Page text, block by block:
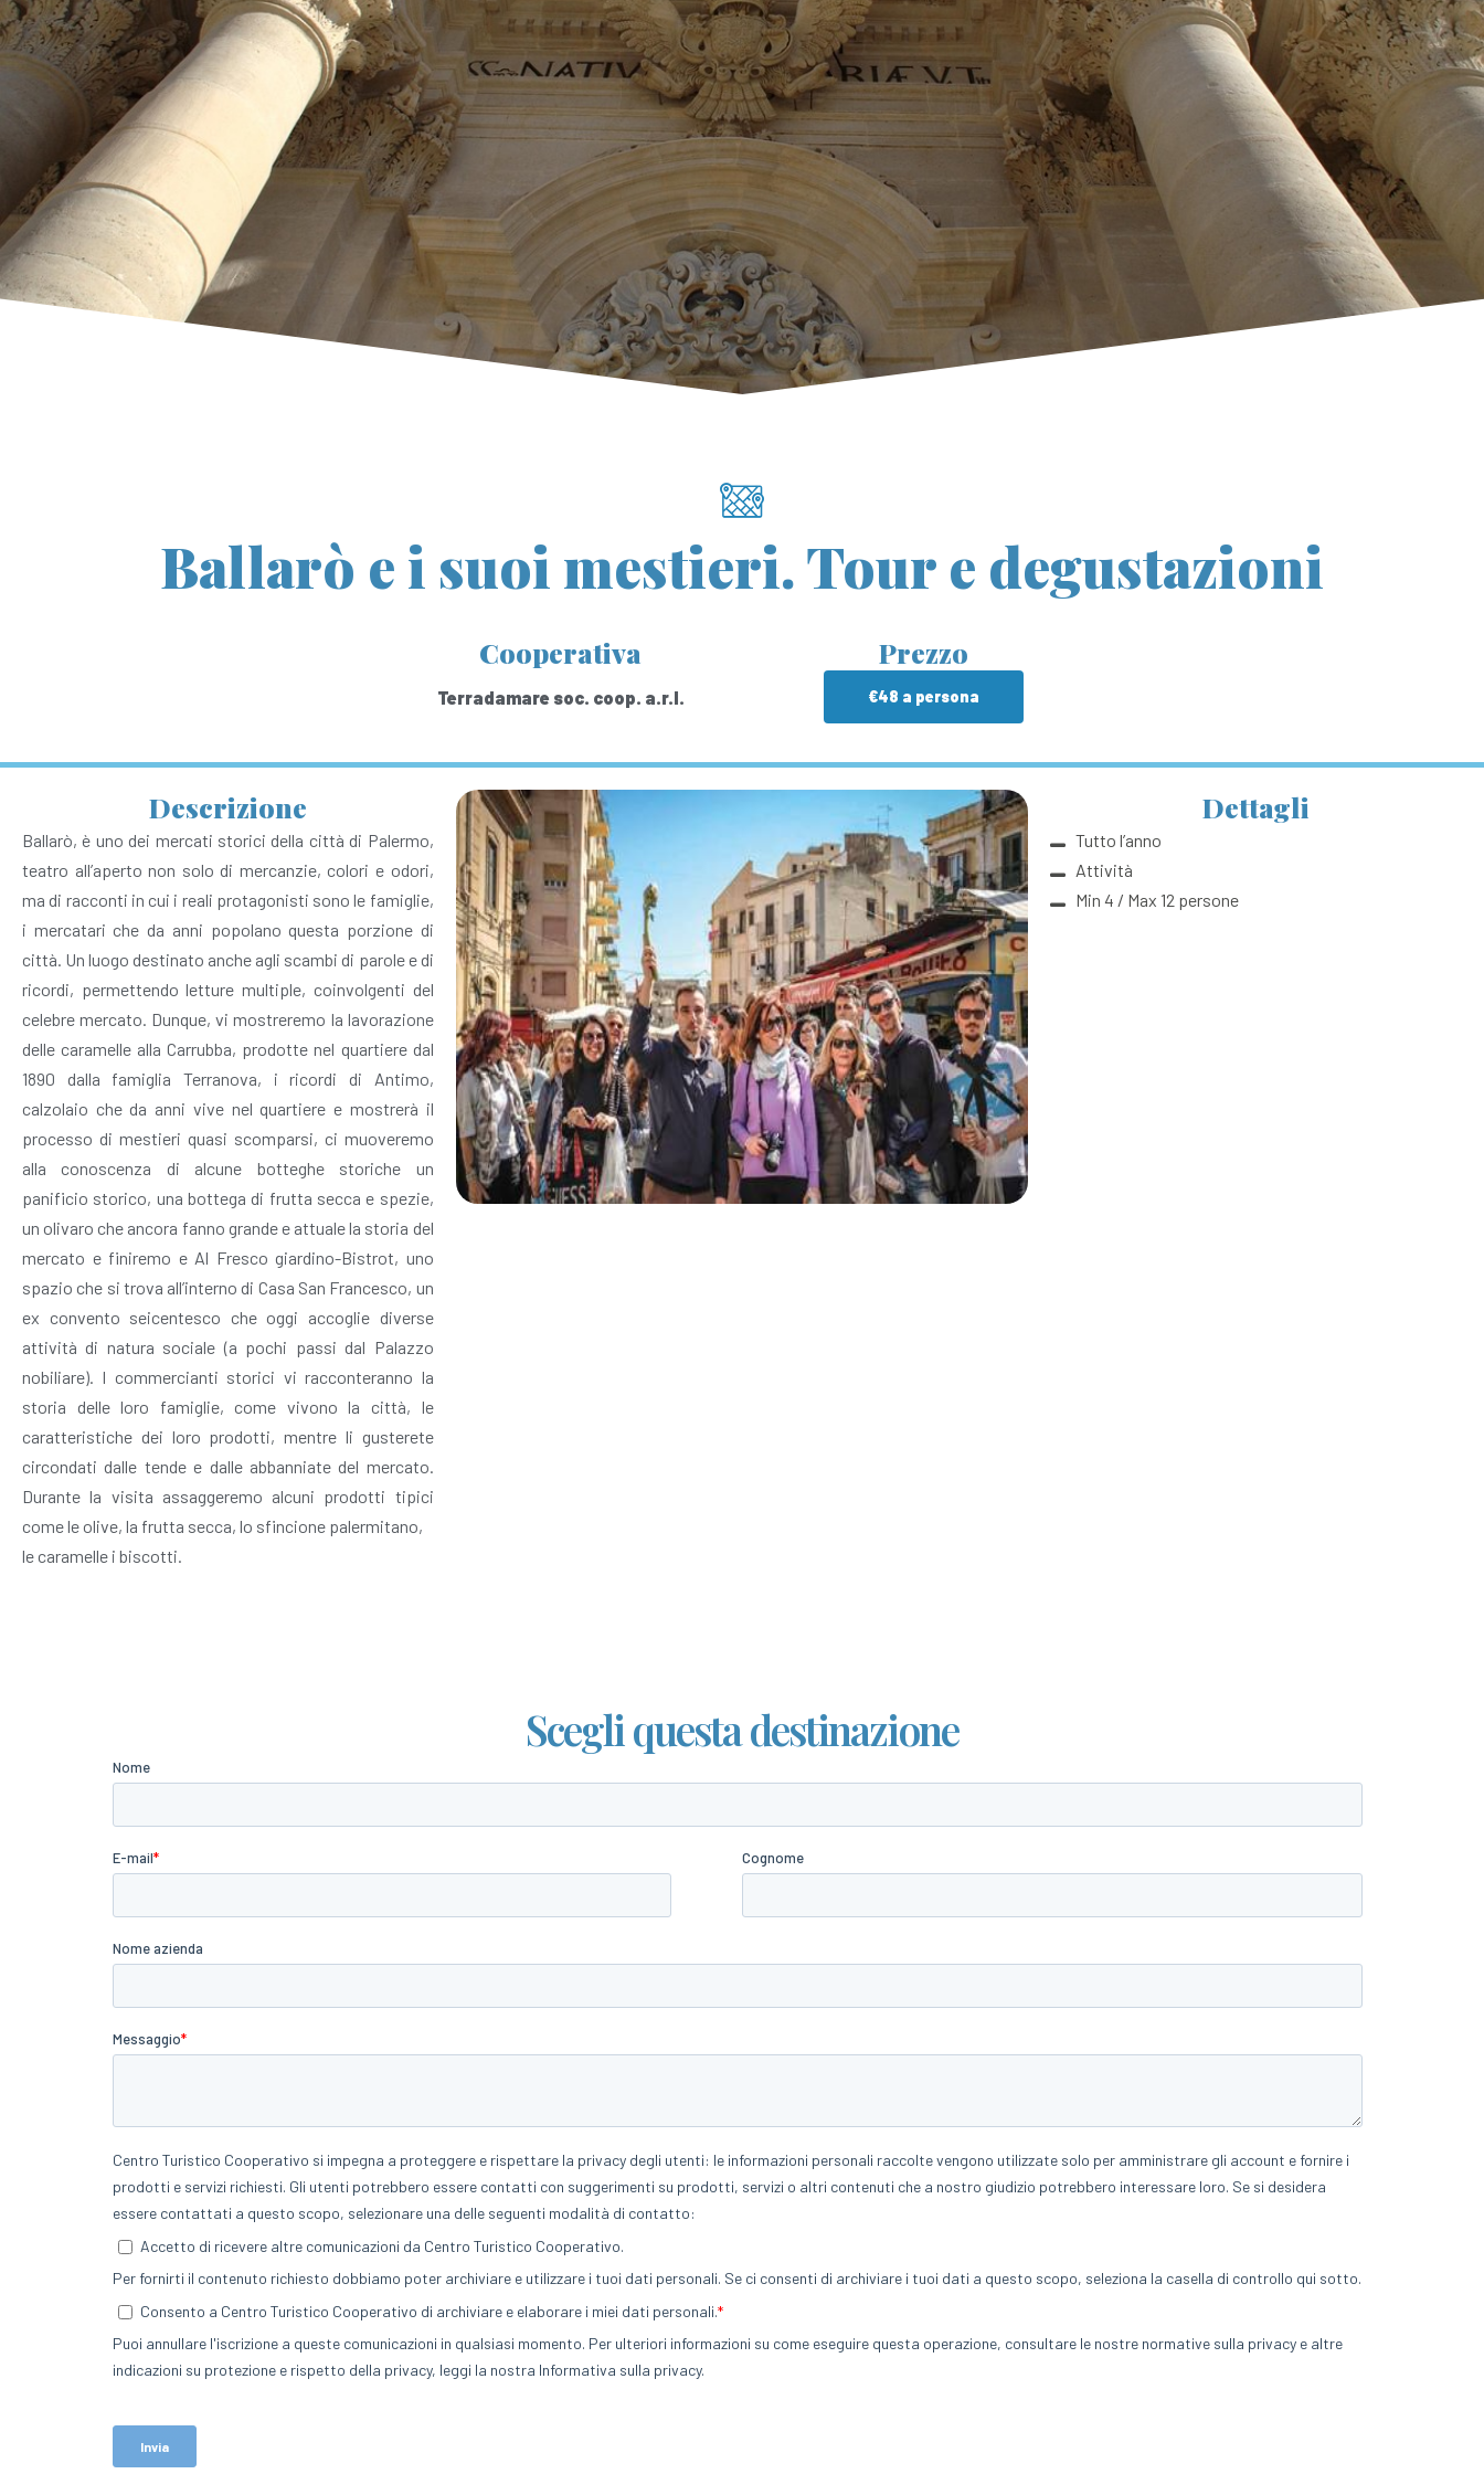
Ballarò e i suoi mestieri. Tour e degustazioni
Cooperativa
Terradamare soc. coop. a.r.l.
Prezzo
€48 a persona
Descrizione
Ballarò, è uno dei mercati storici della città di Palermo,
teatro all’aperto non solo di mercanzie, colori e odori,
ma di racconti in cui i reali protagonisti sono le famiglie,
i mercatari che da anni popolano questa porzione di
città. Un luogo destinato anche agli scambi di parole e di
ricordi, permettendo letture multiple, coinvolgenti del
celebre mercato. Dunque, vi mostreremo la lavorazione
delle caramelle alla Carrubba, prodotte nel quartiere dal
1890 dalla famiglia Terranova, i ricordi di Antimo,
calzolaio che da anni vive nel quartiere e mostrerà il
processo di mestieri quasi scomparsi, ci muoveremo
alla conoscenza di alcune botteghe storiche un
panificio storico, una bottega di frutta secca e spezie,
un olivaro che ancora fanno grande e attuale la storia del
mercato e finiremo e Al Fresco giardino-Bistrot, uno
spazio che si trova all’interno di Casa San Francesco, un
ex convento seicentesco che oggi accoglie diverse
attività di natura sociale (a pochi passi dal Palazzo
nobiliare). I commercianti storici vi racconteranno la
storia delle loro famiglie, come vivono la città, le
caratteristiche dei loro prodotti, mentre li gusterete
circondati dalle tende e dalle abbanniate del mercato.
Durante la visita assaggeremo alcuni prodotti tipici
come le olive, la frutta secca, lo sfincione palermitano,
le caramelle i biscotti.
Dettagli
Tutto l’anno
Attività
Min 4 / Max 12 persone
Scegli questa destinazione